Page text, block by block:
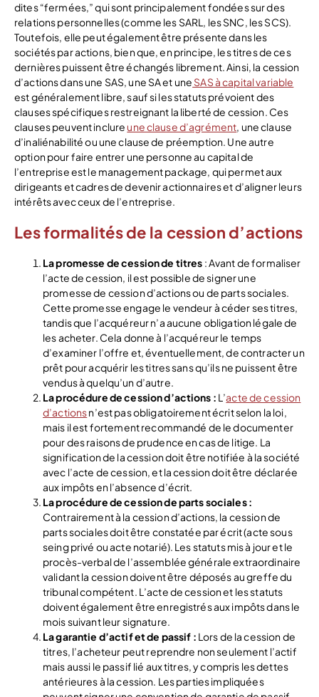
dites “fermées,” qui sont principalement fondées sur des
relations personnelles (comme les SARL, les SNC, les SCS).
Toutefois, elle peut également être présente dans les
sociétés par actions, bien que, en principe, les titres de ces
dernières puissent être échangés librement. Ainsi, la cession
d’actions dans une SAS, une SA et une SAS à capital variable
est généralement libre, sauf si les statuts prévoient des
clauses spécifiques restreignant la liberté de cession. Ces
clauses peuvent inclure une clause d’agrément, une clause
d’inaliénabilité ou une clause de préemption. Une autre
option pour faire entrer une personne au capital de
l’entreprise est le management package, qui permet aux
dirigeants et cadres de devenir actionnaires et d’aligner leurs
intérêts avec ceux de l’entreprise.
Les formalités de la cession d’actions
La promesse de cession de titres : Avant de formaliser
l’acte de cession, il est possible de signer une
promesse de cession d’actions ou de parts sociales.
Cette promesse engage le vendeur à céder ses titres,
tandis que l’acquéreur n’a aucune obligation légale de
les acheter. Cela donne à l’acquéreur le temps
d’examiner l’offre et, éventuellement, de contracter un
prêt pour acquérir les titres sans qu’ils ne puissent être
vendus à quelqu’un d’autre.
La procédure de cession d’actions : L’acte de cession
d’actionsn’est pas obligatoirement écrit selon la loi,
mais il est fortement recommandé de le documenter
pour des raisons de prudence en cas de litige. La
signification de la cession doit être notifiée à la société
avec l’acte de cession, et la cession doit être déclarée
aux impôts en l’absence d’écrit.
La procédure de cession de parts sociales :
Contrairement à la cession d’actions, la cession de
parts sociales doit être constatée par écrit (acte sous
seing privé ou acte notarié). Les statuts mis à jour et le
procès-verbal de l’assemblée générale extraordinaire
validant la cession doivent être déposés au greffe du
tribunal compétent. L’acte de cession et les statuts
doivent également être enregistrés aux impôts dans le
mois suivant leur signature.
La garantie d’actif et de passif : Lors de la cession de
titres, l’acheteur peut reprendre non seulement l’actif
mais aussi le passif lié aux titres, y compris les dettes
antérieures à la cession. Les parties impliquées